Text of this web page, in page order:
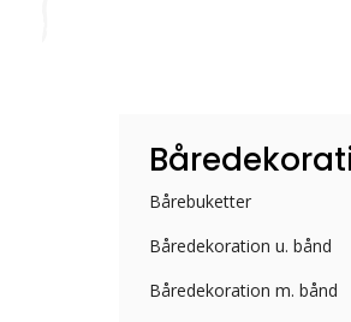
Bårebuketter
Båredekoration u. bånd
Båredekoration m. bånd